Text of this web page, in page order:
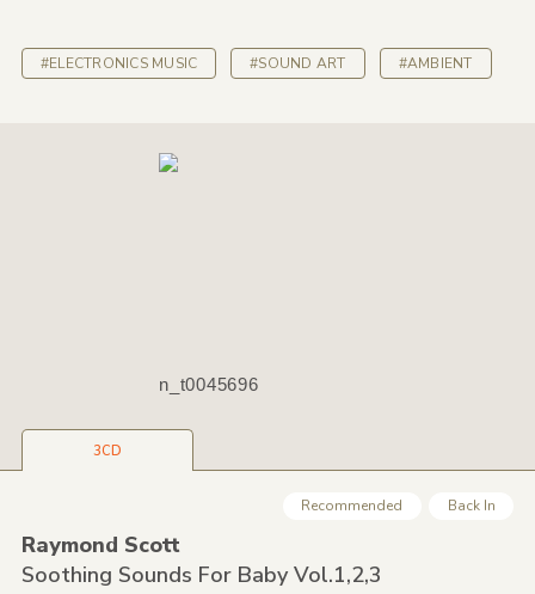
#ELECTRONICS MUSIC #SOUND ART #AMBIENT
n_t0045696
3CD
Recommended Back In
Raymond Scott
Soothing Sounds For Baby Vol.1,2,3